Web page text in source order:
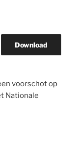
Download
voorschot op
Nationale